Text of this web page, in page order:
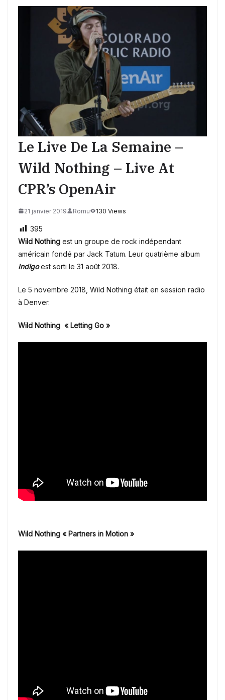
Le Live De La Semaine –
Wild Nothing – Live At
CPR’s OpenAir
21 janvier 2019 Romu 130 Views
395
Wild Nothing est un groupe de rock indépendant
américain fondé par Jack Tatum. Leur quatrième album
Indigoest sorti le 31 août 2018.
Le 5 novembre 2018, Wild Nothing était en session radio
à Denver.
Wild Nothing « Letting Go »
Wild Nothing « Partners in Motion »